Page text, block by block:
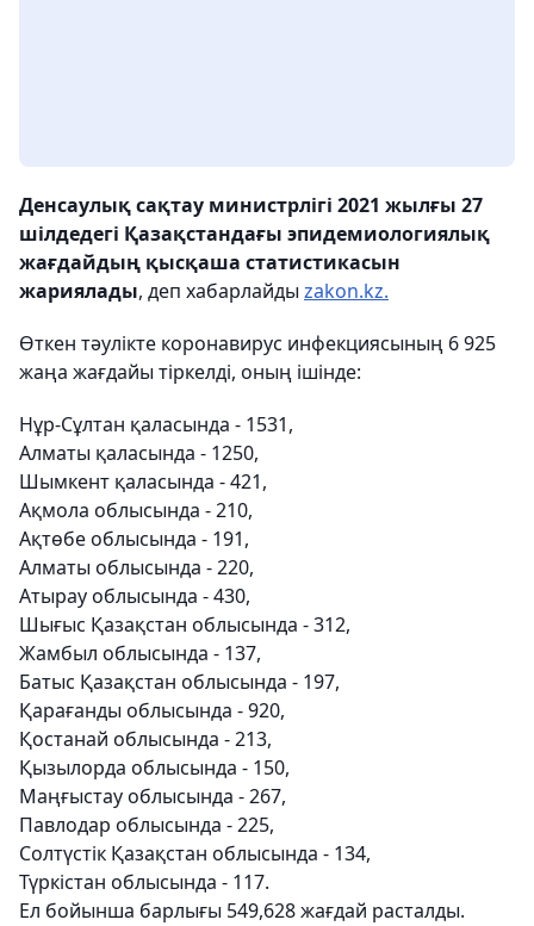
Денсаулық сақтау министрлігі 2021 жылғы 27
шілдедегі Қазақстандағы эпидемиологиялық
жағдайдың қысқаша статистикасын
жариялады, деп хабарлайды zakon.kz.
Өткен тәулікте коронавирус инфекциясының 6 925
жаңа жағдайы тіркелді, оның ішінде: ⠀
Нұр-Сұлтан қаласында - 1531,
Алматы қаласында - 1250,
Шымкент қаласында - 421,
Ақмола облысында - 210,
Ақтөбе облысында - 191,
Алматы облысында - 220,
Атырау облысында - 430,
Шығыс Қазақстан облысында - 312,
Жамбыл облысында - 137,
Батыс Қазақстан облысында - 197,
Қарағанды ​​облысында - 920,
Қостанай облысында - 213,
Қызылорда облысында - 150,
Маңғыстау облысында - 267,
Павлодар облысында - 225,
Солтүстік Қазақстан облысында - 134,
Түркістан облысында - 117.
Ел бойынша барлығы 549,628 жағдай расталды.